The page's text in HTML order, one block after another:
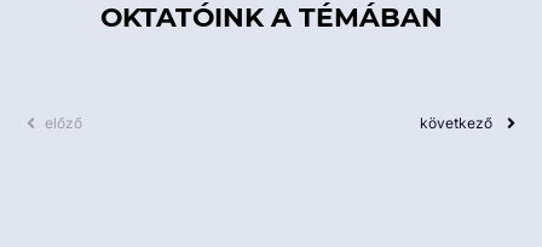
OKTATÓINK A TÉMÁBAN
előző következő